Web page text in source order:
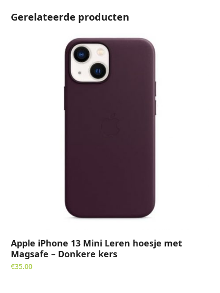
Gerelateerde producten
Apple iPhone 13 Mini Leren hoesje met
Magsafe – Donkere kers
€35.00